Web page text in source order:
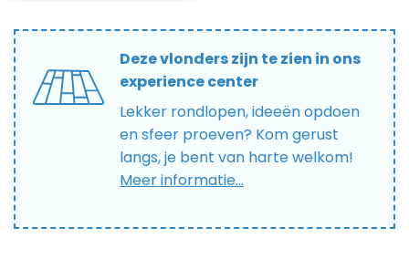
Deze vlonders zijn te zien in ons
experience center
Lekker rondlopen, ideeën opdoen
en sfeer proeven? Kom gerust
langs, je bent van harte welkom!
Meer informatie...